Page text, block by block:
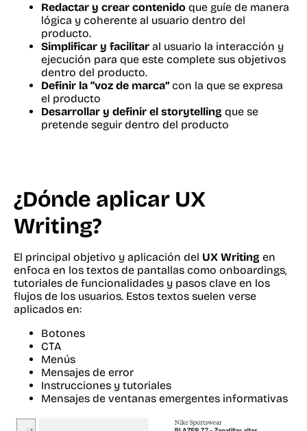
Redactar y crear contenido que guíe de manera
lógica y coherente al usuario dentro del
producto.
Simplificar y facilitar al usuario la interacción y
ejecución para que este complete sus objetivos
dentro del producto.
Definir la “voz de marca” con la que se expresa
el producto
Desarrollar y definir el storytelling que se
pretende seguir dentro del producto
¿Dónde aplicar UX
Writing?
El principal objetivo y aplicación del UX Writing en
enfoca en los textos de pantallas como onboardings,
tutoriales de funcionalidades y pasos clave en los
flujos de los usuarios. Estos textos suelen verse
aplicados en:
Botones
CTA
Menús
Mensajes de error
Instrucciones y tutoriales
Mensajes de ventanas emergentes informativas